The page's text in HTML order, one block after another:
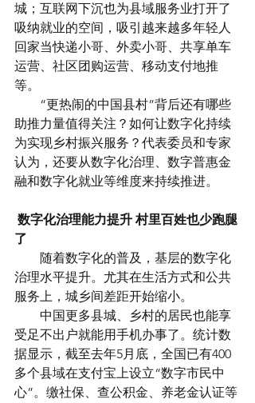
城；互联网下沉也为县域服务业打开了
吸纳就业的空间，吸引越来越多年轻人
回家当快递小哥、外卖小哥、共享单车
运营、社区团购运营、移动支付地推
等。
“更热闹的中国县村”背后还有哪些
助推力量值得关注？如何让数字化持续
为实现乡村振兴服务？代表委员和专家
认为，还要从数字化治理、数字普惠金
融和数字化就业等维度来持续推进。
数字化治理能力提升 村里百姓也少跑腿
了
随着数字化的普及，基层的数字化
治理水平提升。尤其在生活方式和公共
服务上，城乡间差距开始缩小。
中国更多县城、乡村的居民也能享
受足不出户就能用手机办事了。统计数
据显示，截至去年5月底，全国已有400
多个县域在支付宝上设立“数字市民中
心”。缴社保、查公积金、养老金认证等